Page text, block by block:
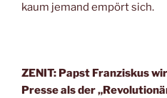
kaum jemand empört sich.
ZENIT: Papst Franziskus
Presse als der